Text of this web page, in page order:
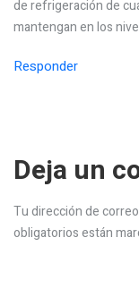
de refrigeración de
mantengan en los
Responder
Deja un
Tu dirección de
obligatorios están